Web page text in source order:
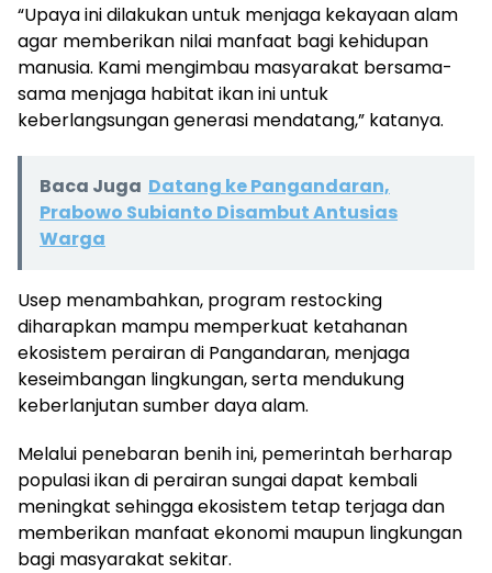
“Upaya ini dilakukan untuk menjaga kekayaan alam
agar memberikan nilai manfaat bagi kehidupan
manusia. Kami mengimbau masyarakat bersama-
sama menjaga habitat ikan ini untuk
keberlangsungan generasi mendatang,” katanya.
Baca Juga Datang ke Pangandaran,
Prabowo Subianto Disambut Antusias
Warga
Usep menambahkan, program restocking
diharapkan mampu memperkuat ketahanan
ekosistem perairan di Pangandaran, menjaga
keseimbangan lingkungan, serta mendukung
keberlanjutan sumber daya alam.
Melalui penebaran benih ini, pemerintah berharap
populasi ikan di perairan sungai dapat kembali
meningkat sehingga ekosistem tetap terjaga dan
memberikan manfaat ekonomi maupun lingkungan
bagi masyarakat sekitar.